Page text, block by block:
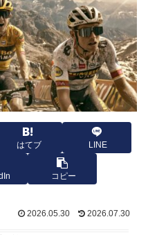
はてブ LINE
コピー
2026.05.30 2026.07.30